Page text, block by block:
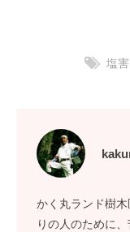
塩害
かく丸ランド樹
りの人のために